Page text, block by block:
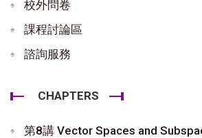
校外問卷
課程討論區
諮詢服務
CHAPTERS
第8講 Vector Spaces and